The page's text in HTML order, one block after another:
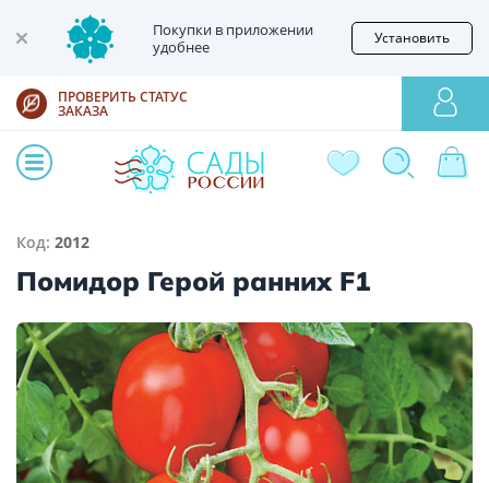
Покупки в приложении
удобнее
Установить
ПРОВЕРИТЬ СТАТУС
ЗАКАЗА
Код: 2012
Помидор Герой ранних F1